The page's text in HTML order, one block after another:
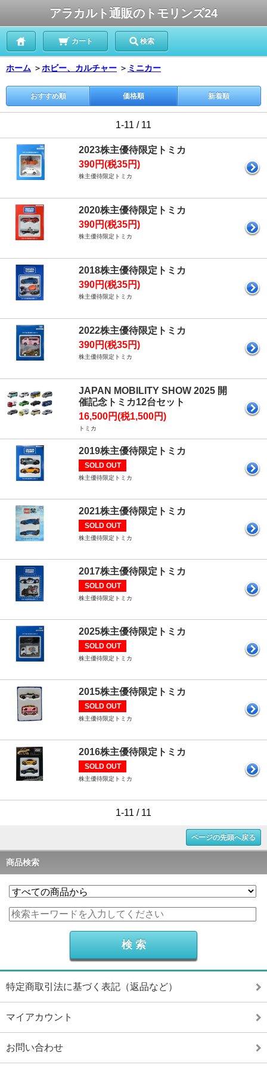
アラカルト通販のトモリンズ24
カート 検索
ホーム ＞ホビー、カルチャー ＞ ミニカー
おすすめ順 価格順 新着順
1-11 / 11
2023株主優待限定トミカ
390円(税35円)
株主優待限定トミカ
2020株主優待限定トミカ
390円(税35円)
株主優待限定トミカ
2018株主優待限定トミカ
390円(税35円)
株主優待限定トミカ
2022株主優待限定トミカ
390円(税35円)
株主優待限定トミカ
JAPAN MOBILITY SHOW 2025 開
催記念トミカ12台セット
16,500円(税1,500円)
トミカ
2019株主優待限定トミカ
SOLD OUT
株主優待限定トミカ
2021株主優待限定トミカ
SOLD OUT
株主優待限定トミカ
2017株主優待限定トミカ
SOLD OUT
株主優待限定トミカ
2025株主優待限定トミカ
SOLD OUT
株主優待限定トミカ
2015株主優待限定トミカ
SOLD OUT
株主優待限定トミカ
2016株主優待限定トミカ
SOLD OUT
株主優待限定トミカ
1-11 / 11
ページの先頭へ戻る
商品検索
特定商取引法に基づく表記（返品など）
マイアカウント
お問い合わせ